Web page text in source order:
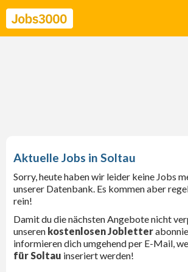
Soltau
Sorry, heute haben wir leider keine Jobs
unserer Datenbank. Es kommen aber
rein!
Damit du die nächsten Angebote nicht
unseren kostenlosen Jobletter
informieren dich umgehend per E-Mail,
für Soltau inseriert werden!